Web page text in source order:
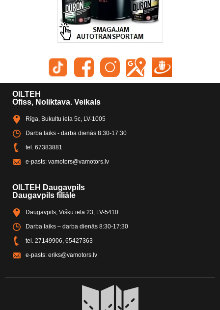
OILTEH
Ofiss, Noliktava. Veikals
Rīga, Bukultu iela 5c, LV-1005
Darba laiks - darba dienās 8:30-17:30
tel. 67383881
e-pasts: vamotors@vamotors.lv
OILTEH Daugavpils
Daugavpils filiāle
Daugavpils, Višķu iela 23, LV-5410
Darba laiks – darba dienās 8:30-17:30
tel. 27149906, 65427363
e-pasts: eriks@vamotors.lv